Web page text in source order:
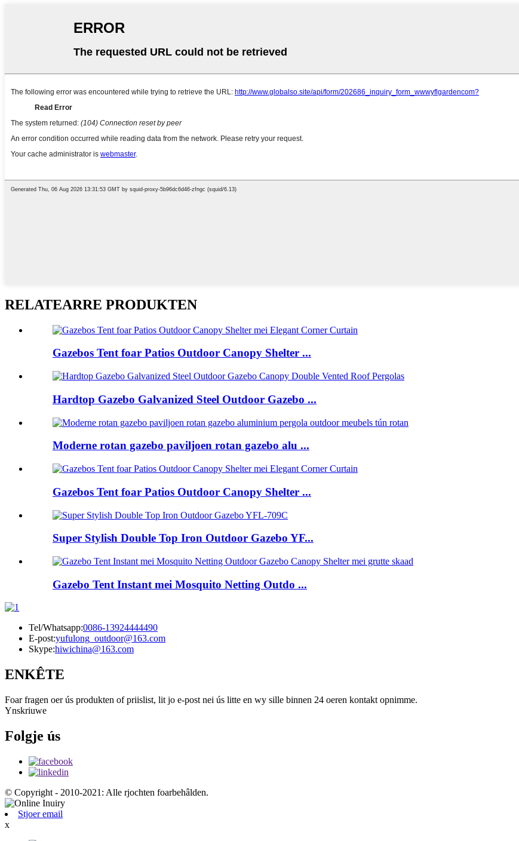
RELATEARRE PRODUKTEN
Gazebos Tent foar Patios Outdoor Canopy Shelter ...
Hardtop Gazebo Galvanized Steel Outdoor Gazebo ...
Moderne rotan gazebo paviljoen rotan gazebo alu ...
Gazebos Tent foar Patios Outdoor Canopy Shelter ...
Super Stylish Double Top Iron Outdoor Gazebo YF...
Gazebo Tent Instant mei Mosquito Netting Outdo ...
Tel/Whatsapp:0086-13924444490
E-post:yufulong_outdoor@163.com
Skype:hiwichina@163.com
ENKÊTE
Foar fragen oer ús produkten of priislist, lit jo e-post nei ús litte en wy sille binnen 24 oeren kontakt opnimme.
Ynskriuwe
Folgje ús
© Copyright - 2010-2021: Alle rjochten foarbehâlden.
Stjoer email
x